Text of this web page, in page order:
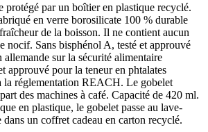
protégé par un boîtier en plastique recyclé.
en verre borosilicate 100 % durable
de la boisson. Il ne contient aucun
nocif. Sans bisphénol A, testé et approuvé
allemande sur la sécurité alimentaire
approuvé pour la teneur en phtalates
la réglementation REACH. Le gobelet
des machines à café. Capacité de 420 ml.
en plastique, le gobelet passe au lave-
un coffret cadeau en carton recyclé.